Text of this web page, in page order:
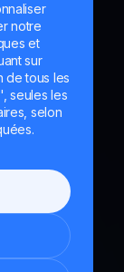
notre
et
sur
de tous les
seules les
selon